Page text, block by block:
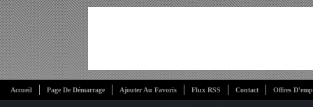
Accueil Page De Démarrage Ajouter Au Favoris Flux RSS Contact Offres